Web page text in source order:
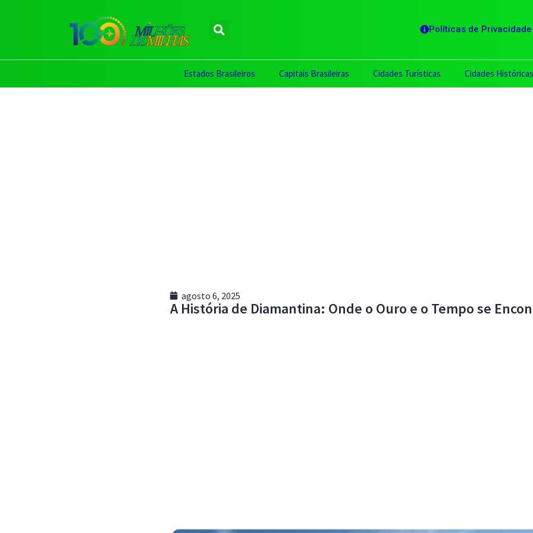
Políticas de Privacidade
Estados Brasileiros Capitais Brasileiras Cidades Turísticas Cidades Históricas
agosto 6, 2025
A História de Diamantina: Onde o Ouro e o Tempo se